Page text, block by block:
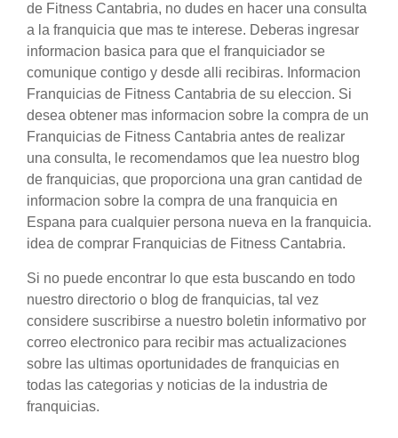
de Fitness Cantabria, no dudes en hacer una consulta
a la franquicia que mas te interese. Deberas ingresar
informacion basica para que el franquiciador se
comunique contigo y desde alli recibiras. Informacion
Franquicias de Fitness Cantabria de su eleccion. Si
desea obtener mas informacion sobre la compra de un
Franquicias de Fitness Cantabria antes de realizar
una consulta, le recomendamos que lea nuestro blog
de franquicias, que proporciona una gran cantidad de
informacion sobre la compra de una franquicia en
Espana para cualquier persona nueva en la franquicia.
idea de comprar Franquicias de Fitness Cantabria.
Si no puede encontrar lo que esta buscando en todo
nuestro directorio o blog de franquicias, tal vez
considere suscribirse a nuestro boletin informativo por
correo electronico para recibir mas actualizaciones
sobre las ultimas oportunidades de franquicias en
todas las categorias y noticias de la industria de
franquicias.